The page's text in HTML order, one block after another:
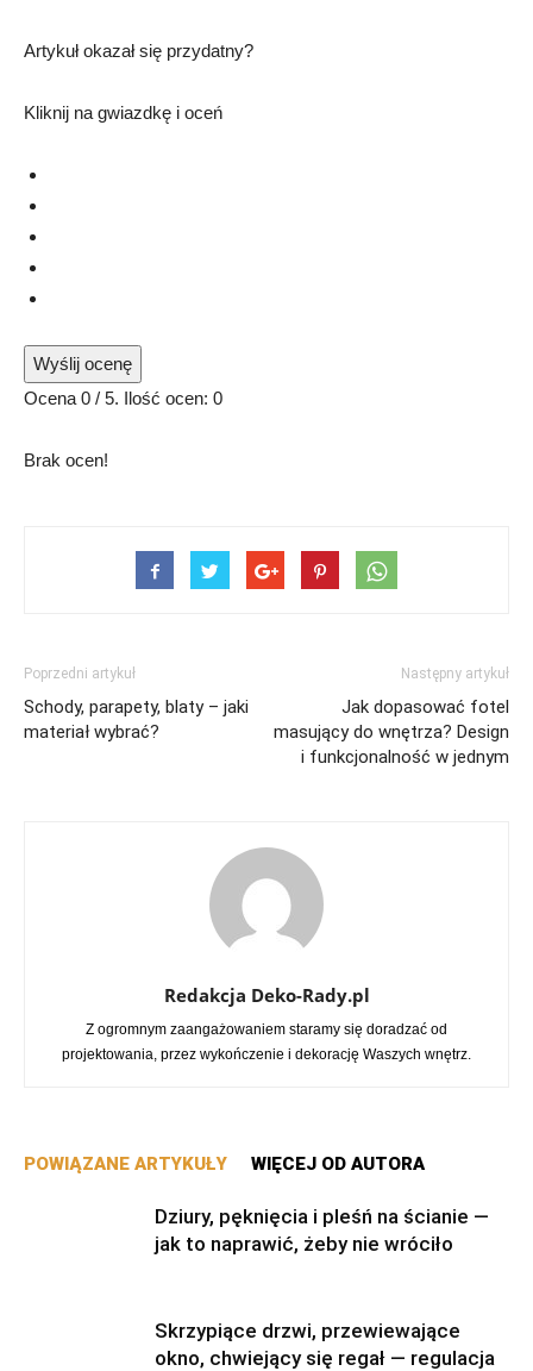
Artykuł okazał się przydatny?
Kliknij na gwiazdkę i oceń
Wyślij ocenę
Ocena 0 / 5. Ilość ocen: 0
Brak ocen!
Poprzedni artykuł
Schody, parapety, blaty – jaki
materiał wybrać?
Następny artykuł
Jak dopasować fotel
masujący do wnętrza? Design
i funkcjonalność w jednym
Redakcja Deko-Rady.pl
Z ogromnym zaangażowaniem staramy się doradzać od
projektowania, przez wykończenie i dekorację Waszych wnętrz.
POWIĄZANE ARTYKUŁY WIĘCEJ OD AUTORA
Dziury, pęknięcia i pleśń na ścianie —
jak to naprawić, żeby nie wróciło
Skrzypiące drzwi, przewiewające
okno, chwiejący się regał — regulacja